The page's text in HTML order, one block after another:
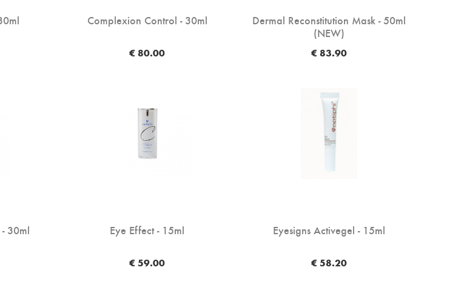
Complexion Control - 30ml
€ 80.00
Dermal Reconstitution Mask - 50ml
(NEW)
€ 83.90
30ml Eye Effect - 15ml
€ 59.00
Eyesigns Activegel - 15ml
€ 58.20